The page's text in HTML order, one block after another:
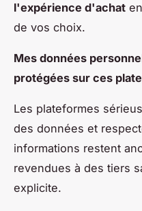
l'expérience d'achat
de vos choix.
Mes données
protégées sur ces
Les plateformes
des données et
informations restent
revendues à des tiers
explicite.